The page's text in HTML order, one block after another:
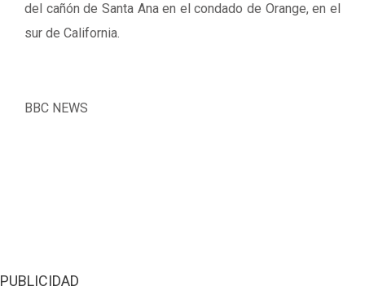
del cañón de Santa Ana en el condado de Orange, en el
sur de California.
BBC NEWS
PUBLICIDAD